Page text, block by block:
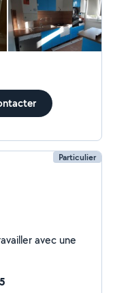
Particulier
avec une